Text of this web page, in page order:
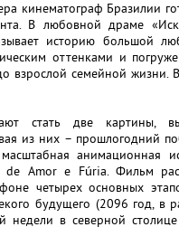
кинематограф Бразилии
В любовной драме
историю большой
оттенками и
взрослой семейной жизни.
стать две картины,
из них – прошлогодний
анимационная
Amor e Fúria. Фильм
четырех основных
будущего (2096 год, в
недели в северной